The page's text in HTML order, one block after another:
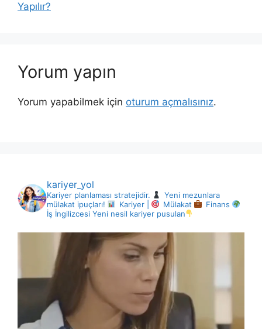
Yapılır?
Yorum yapın
Yorum yapabilmek için oturum açmalısınız.
kariyer_yol
Kariyer planlaması stratejidir.
Yeni mezunlara
mülakat ipuçları!
Kariyer | Mülakat
Finans
İş İngilizcesi Yeni nesil kariyer pusulan